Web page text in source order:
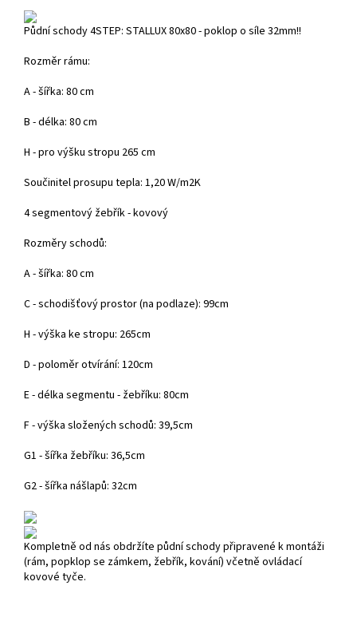
Půdní schody 4STEP: STALLUX 80x80 - poklop o síle 32mm!!
Rozměr rámu:
A - šířka: 80 cm
B - délka: 80 cm
H - pro výšku stropu 265 cm
Součinitel prosupu tepla: 1,20 W/m2K
4 segmentový žebřík - kovový
Rozměry schodů:
A - šířka: 80 cm
C - schodišťový prostor (na podlaze): 99cm
H - výška ke stropu: 265cm
D - poloměr otvírání: 120cm
E - délka segmentu - žebříku: 80cm
F - výška složených schodů: 39,5cm
G1 - šířka žebříku: 36,5cm
G2 - šířka nášlapů: 32cm
Kompletně od nás obdržíte půdní schody připravené k montáži
(rám, popklop se zámkem, žebřík, kování) včetně ovládací
kovové tyče.